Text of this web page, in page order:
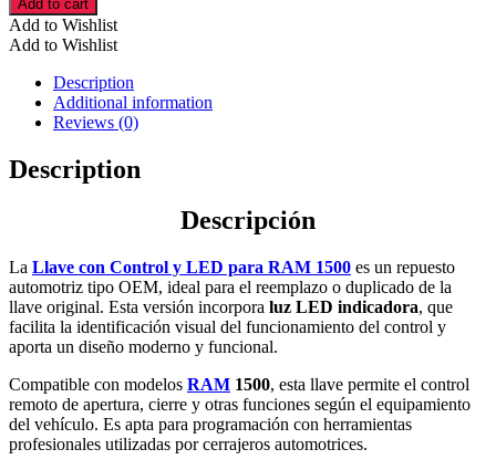
Control
y
LED
para
RAM
1500
OEM
cantidad
Add to cart
Add to Wishlist
Add to Wishlist
Description
Additional information
Reviews (0)
Description
Descripción
La Llave con Control y LED para RAM 1500 es un repuesto
automotriz tipo OEM, ideal para el reemplazo o duplicado de la
llave original. Esta versión incorpora luz LED indicadora, que
facilita la identificación visual del funcionamiento del control y
aporta un diseño moderno y funcional.
Compatible con modelos RAM 1500, esta llave permite el control
remoto de apertura, cierre y otras funciones según el equipamiento
del vehículo. Es apta para programación con herramientas
profesionales utilizadas por cerrajeros automotrices.